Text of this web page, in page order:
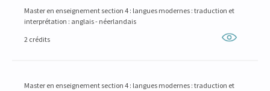
Master en enseignement section 4 : langues modernes : traduction et
interprétation : anglais - néerlandais
2 crédits
Master en enseignement section 4 : langues modernes : traduction et